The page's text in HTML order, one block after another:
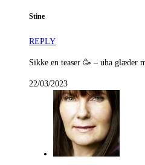
Stine
REPLY
Sikke en teaser 🥳 – uha
22/03/2023